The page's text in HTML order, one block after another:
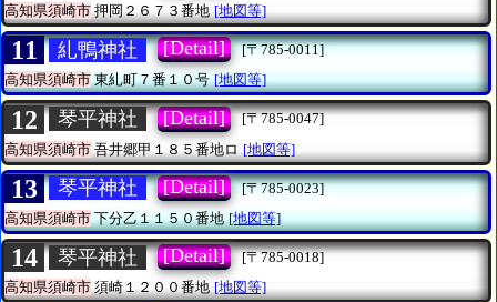
高知県須崎市 押岡２６７３番地 [地図等]
11 糺鴨神社 [Detail]
[〒785-0011]
高知県須崎市東糺町７番１０号 [地図等]
12 琴平神社 [Detail]
[〒785-0047]
高知県須崎市 吾井郷甲１８５番地ロ [地図等]
13 琴平神社 [Detail]
[〒785-0023]
高知県須崎市下分乙１１５０番地 [地図等]
14 琴平神社 [Detail]
[〒785-0018]
高知県須崎市須崎１２００番地 [地図等]